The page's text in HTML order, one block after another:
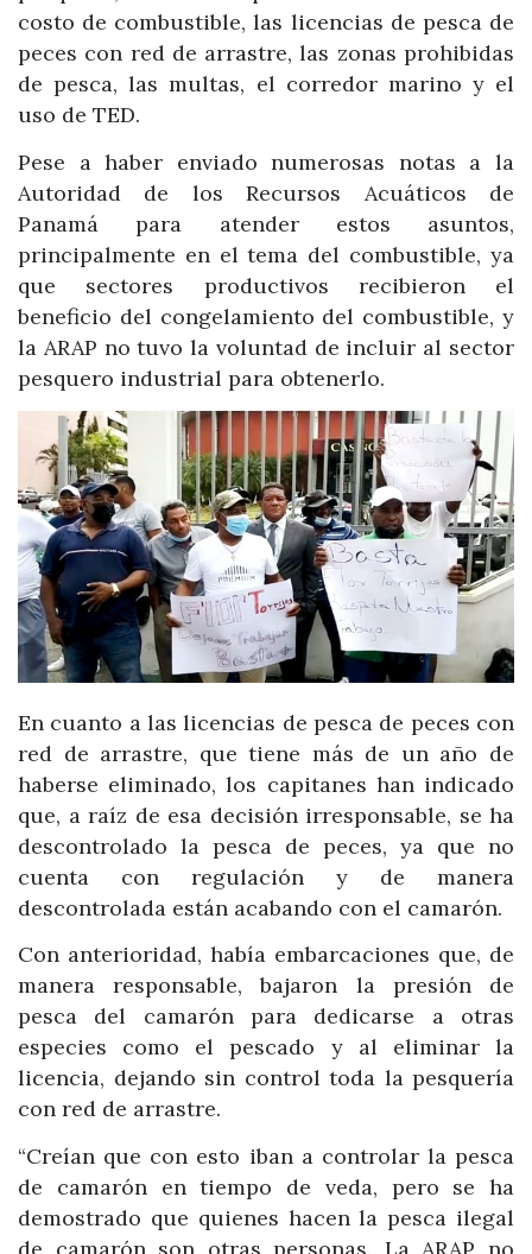
costo de combustible, las licencias de pesca de
peces con red de arrastre, las zonas prohibidas
de pesca, las multas, el corredor marino y el
uso de TED.
Pese a haber enviado numerosas notas a la
Autoridad de los Recursos Acuáticos de
Panamá para atender estos asuntos,
principalmente en el tema del combustible, ya
que sectores productivos recibieron el
beneficio del congelamiento del combustible, y
la ARAP no tuvo la voluntad de incluir al sector
pesquero industrial para obtenerlo.
En cuanto a las licencias de pesca de peces con
red de arrastre, que tiene más de un año de
haberse eliminado, los capitanes han indicado
que, a raíz de esa decisión irresponsable, se ha
descontrolado la pesca de peces, ya que no
cuenta con regulación y de manera
descontrolada están acabando con el camarón.
Con anterioridad, había embarcaciones que, de
manera responsable, bajaron la presión de
pesca del camarón para dedicarse a otras
especies como el pescado y al eliminar la
licencia, dejando sin control toda la pesquería
con red de arrastre.
“Creían que con esto iban a controlar la pesca
de camarón en tiempo de veda, pero se ha
demostrado que quienes hacen la pesca ilegal
de camarón son otras personas. La ARAP no